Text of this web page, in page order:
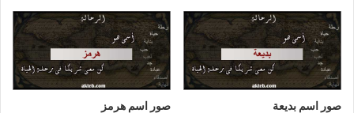
صور اسم بديعة صور اسم هرمز